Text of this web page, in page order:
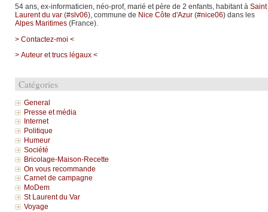
54 ans, ex-informaticien, néo-prof, marié et père de 2 enfants, habitant à Saint
Laurent du var(#slv06), commune de Nice Côte d'Azur(#nice06) dans les
Alpes Maritimes(France).
> Contactez-moi <
> Auteur et trucs légaux <
Catégories
General
Presse et média
Internet
Politique
Humeur
Société
Bricolage-Maison-Recette
On vous recommande
Carnet de campagne
MoDem
St Laurent du Var
Voyage